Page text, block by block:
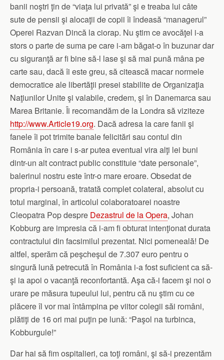
banii noştri ţin de “viaţa lui privată” şi e treaba lui câte
sute de pensii şi alocaţii de copii îi îndeasă “managerul”
Operei Razvan Dincă la ciorap. Nu ştim ce avocăţel i-a
stors o parte de suma pe care i-am băgat-o în buzunar dar
cu siguranţă ar fi bine să-l lase şi să mai pună mâna pe
carte sau, dacă îi este greu, să citească macar normele
democratice ale libertăţii presei stabilite de Organizaţia
Naţiunilor Unite şi valabile, credem, şi în Danemarca sau
Marea Britanie. Îi recomandăm de la Londra să viziteze
http://www.Article19.org. Dacă adresa la care fanii şi
fanele îi pot trimite banale felicitări sau contul din
România în care i s-ar putea eventual vira alţi lei buni
dintr-un alt contract public constituie “date personale”,
balerinul nostru este într-o mare eroare. Obsedat de
propria-i persoană, tratată complet colateral, absolut cu
totul marginal, în articolul colaboratoarei noastre
Cleopatra Pop despre Dezastrul de la Opera, Johan
Kobburg are impresia că i-am fi obturat intenţionat durata
contractului din facsimilul prezentat. Nici pomeneală! De
altfel, sperăm că peşcheşul de 7.307 euro pentru o
singură lună petrecută în România i-a fost suficient ca să-
şi ia apoi o vacanţă reconfortantă. Aşa că-i facem şi noi o
urare pe măsura tupeului lui, pentru că nu ştim cu ce
plăcere îl vor mai întâmpina pe viitor colegii săi români,
plătiţi de 16 ori mai puţin pe lună: “Paşol na turbinca,
Kobburgule!”
Dar hai să fim ospitalieri, ca toţi români, şi să-i prezentăm